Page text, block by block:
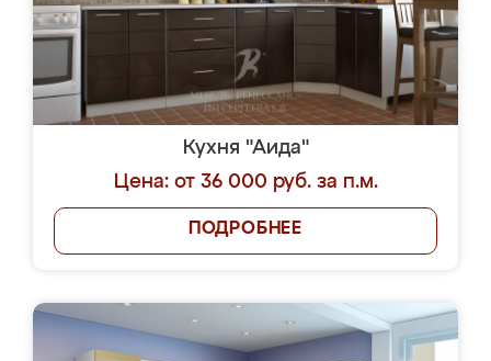
Кухня "Аида"
Цена: от 36 000 руб. за п.м.
ПОДРОБНЕЕ